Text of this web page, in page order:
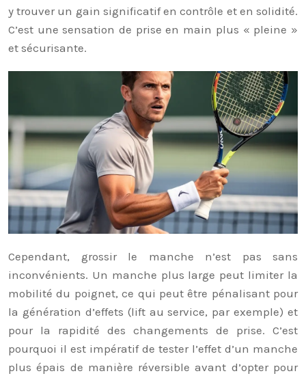
y trouver un gain significatif en contrôle et en solidité.
C’est une sensation de prise en main plus « pleine »
et sécurisante.
Cependant, grossir le manche n’est pas sans
inconvénients. Un manche plus large peut limiter la
mobilité du poignet, ce qui peut être pénalisant pour
la génération d’effets (lift au service, par exemple) et
pour la rapidité des changements de prise. C’est
pourquoi il est impératif de tester l’effet d’un manche
plus épais de manière réversible avant d’opter pour